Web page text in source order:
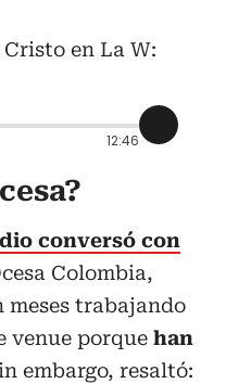
en La W:
12:46
conversó con
Colombia,
trabajando
venue porque han
embargo, resaltó: